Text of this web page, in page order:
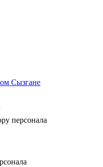
Сызгане
персонала